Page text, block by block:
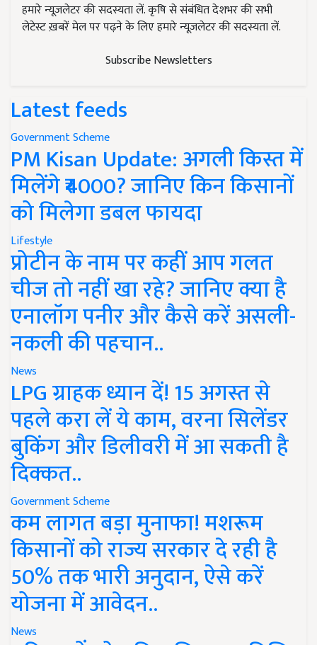
हमारे न्यूज़लेटर की सदस्यता लें. कृषि से संबंधित देशभर की सभी
लेटेस्ट ख़बरें मेल पर पढ़ने के लिए हमारे न्यूज़लेटर की सदस्यता लें.
Subscribe Newsletters
Latest feeds
Government Scheme
PM Kisan Update: अगली किस्त में
मिलेंगे ₹4000? जानिए किन किसानों
को मिलेगा डबल फायदा
Lifestyle
प्रोटीन के नाम पर कहीं आप गलत
चीज तो नहीं खा रहे? जानिए क्या है
एनालॉग पनीर और कैसे करें असली-
नकली की पहचान..
News
LPG ग्राहक ध्यान दें! 15 अगस्त से
पहले करा लें ये काम, वरना सिलेंडर
बुकिंग और डिलीवरी में आ सकती है
दिक्कत..
Government Scheme
कम लागत बड़ा मुनाफा! मशरूम
किसानों को राज्य सरकार दे रही है
50% तक भारी अनुदान, ऐसे करें
योजना में आवेदन..
News